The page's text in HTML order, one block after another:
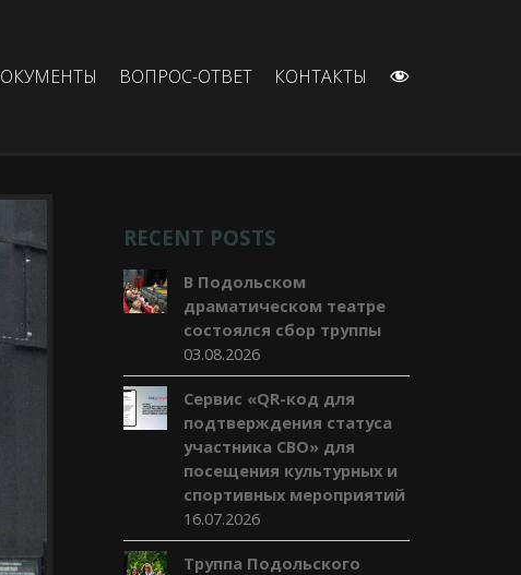
ВОПРОС-ОТВЕТ КОНТАКТЫ ВЕРСИЯ
RECENT POSTS
В Подольском
драматическом театре
состоялся сбор труппы
03.08.2026
Сервис «QR-код для
подтверждения статуса
участника СВО» для
посещения культурных и
спортивных мероприятий
16.07.2026
Труппа Подольского